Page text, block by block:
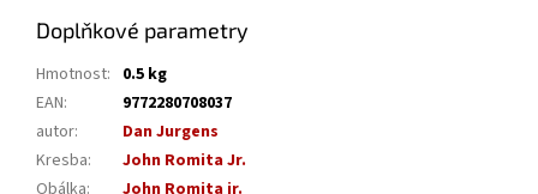
Doplňkové parametry
Hmotnost: 0.5 kg
EAN:
9772280708037
autor:
Dan Jurgens
Kresba:
John Romita Jr.